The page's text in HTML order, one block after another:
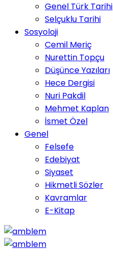
Genel Türk Tarihi
Selçuklu Tarihi
Sosyoloji
Cemil Meriç
Nurettin Topçu
Düşünce Yazıları
Hece Dergisi
Nuri Pakdil
Mehmet Kaplan
İsmet Özel
Genel
Felsefe
Edebiyat
Siyaset
Hikmetli Sözler
Kavramlar
E-Kitap